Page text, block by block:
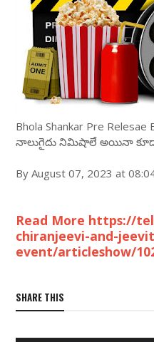
Bhola Shankar Pre
నాలుగైదు నిమిషాలే అయినా కూడా
By August 07, 2023 at
Read More https://
chiranjeevi-and-
event/articleshow/
SHARE THIS